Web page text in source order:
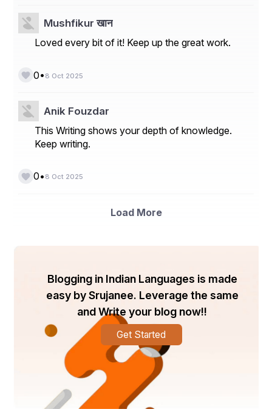
Mushfikur खान
Loved every bit of it! Keep up the great work.
0• 8 Oct 2025
Anik Fouzdar
This Writing shows your depth of knowledge.
Keep writing.
0• 8 Oct 2025
Load More
Blogging in Indian Languages is made
easy by Srujanee. Leverage the same
and Write your blog now!!
Get Started